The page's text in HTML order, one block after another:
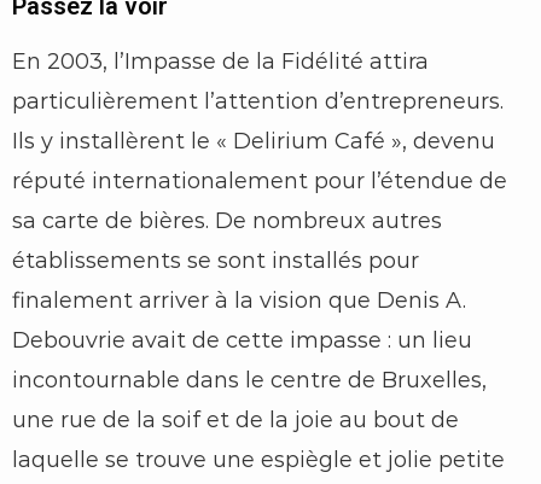
Passez la voir
En 2003, l’Impasse de la Fidélité attira
particulièrement l’attention d’entrepreneurs.
Ils y installèrent le « Delirium Café », devenu
réputé internationalement pour l’étendue de
sa carte de bières. De nombreux autres
établissements se sont installés pour
finalement arriver à la vision que Denis A.
Debouvrie avait de cette impasse : un lieu
incontournable dans le centre de Bruxelles,
une rue de la soif et de la joie au bout de
laquelle se trouve une espiègle et jolie petite